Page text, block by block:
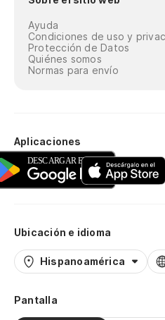
Ayuda
Condiciones de uso y
Protección de Datos
Quiénes somos
Normas para envío
Aplicaciones
Ubicación e idioma
Hispanoamérica
Pantalla